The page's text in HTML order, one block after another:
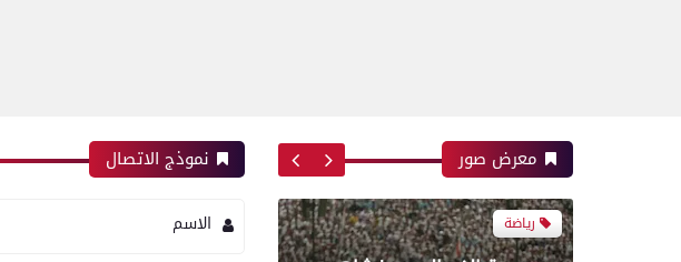
معرض صور
للمرة الثانية في تاريخه
رياضة
نموذج الاتصال
الاسم